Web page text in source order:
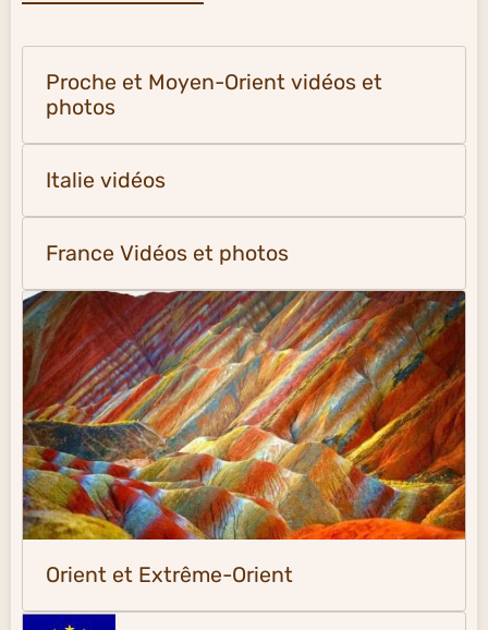
Proche et Moyen-Orient vidéos et
photos
Italie vidéos
France Vidéos et photos
Orient et Extrême-Orient